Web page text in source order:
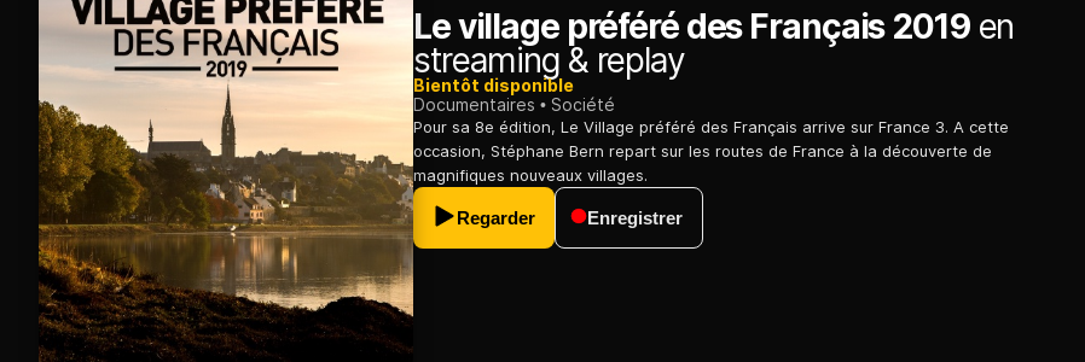
Le village préféré des Français 2019en
streaming & replay
Bientôt disponible
Documentaires
Société
Pour sa 8e édition, Le Village préféré des Français arrive sur France 3. A cette
occasion, Stéphane Bern repart sur les routes de France à la découverte de
magnifiques nouveaux villages.
Regarder Enregistrer